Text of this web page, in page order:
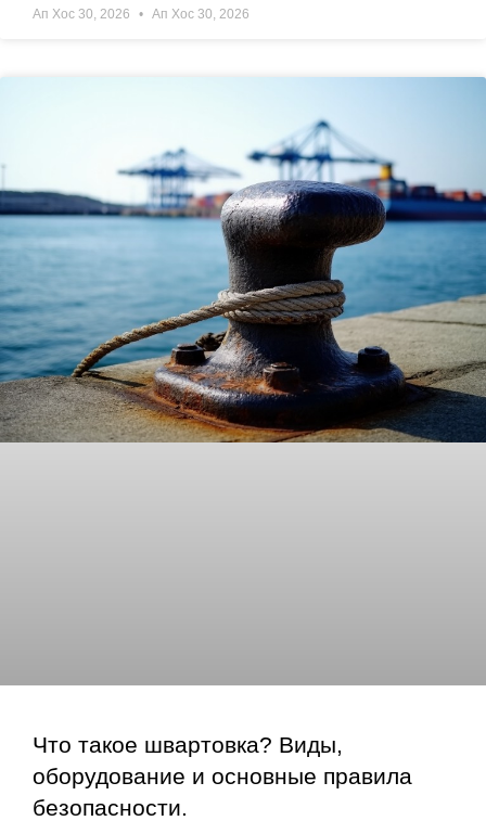
Ап Хос 30, 2026 Ап Хос 30, 2026
Что такое швартовка? Виды,
оборудование и основные правила
безопасности.